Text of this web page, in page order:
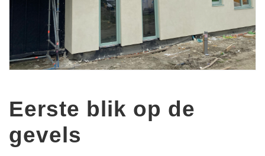
Eerste blik op de
gevels